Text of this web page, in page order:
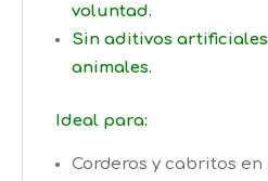
voluntad.
Sin aditivos
animales.
Ideal para:
Corderos y cabritos